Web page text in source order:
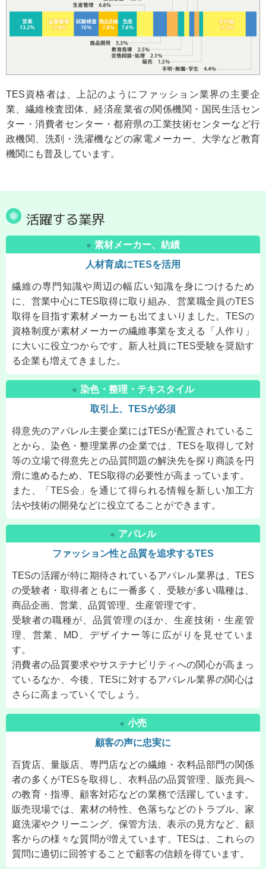
TES資格者は、上記のようにファッション業界の主要企
業、繊維検査団体、経済産業省の関係機関・国民生活セン
ター・消費者センター・都府県の工業技術センターなど行
政機関、洗剤・洗濯機などの家電メーカー、大学など教育
機関にも普及しています。
活躍する業界
● 素材メーカー、紡績
人材育成にTESを活用
繊維の専門知識や周辺の幅広い知識を身につけるため
に、営業中心にTES取得に取り組み、営業職全員のTES
取得を目指す素材メーカーも出てまいりました。TESの
資格制度が素材メーカーの繊維事業を支える「人作り」
に大いに役立つからです。新人社員にTES受験を奨励す
る企業も増えてきました。
● 染色・整理・テキスタイル
取引上、TESが必須
得意先のアパレル主要企業にはTESが配置されているこ
とから、染色・整理業界の企業では、TESを取得して対
等の立場で得意先との品質問題の解決先を探り商談を円
滑に進めるため、TES取得の必要性が高まっています。
また、「TES会」を通じて得られる情報を新しい加工方
法や技術の開発などに役立てることができます。
● アパレル
ファッション性と品質を追求するTES
TESの活躍が特に期待されているアパレル業界は、TES
の受験者・取得者ともに一番多く、受験が多い職種は、
商品企画、営業、品質管理、生産管理です。
受験者の職種が、品質管理のほか、生産技術・生産管
理、営業、MD、デザイナー等に広がりを見せていま
す。
消費者の品質要求やサステナビリティへの関心が高まっ
ているなか、今後、TESに対するアパレル業界の関心は
さらに高まっていくでしょう。
● 小売
顧客の声に忠実に
百貨店、量販店、専門店などの繊維・衣料品部門の関係
者の多くがTESを取得し、衣料品の品質管理、販売員へ
の教育・指導、顧客対応などの業務で活躍しています。
販売現場では、素材の特性、色落ちなどのトラブル、家
庭洗濯やクリーニング、保管方法、表示の見方など、顧
客からの様々な質問が増えています。TESは、これらの
質問に適切に回答することで顧客の信頼を得ています。